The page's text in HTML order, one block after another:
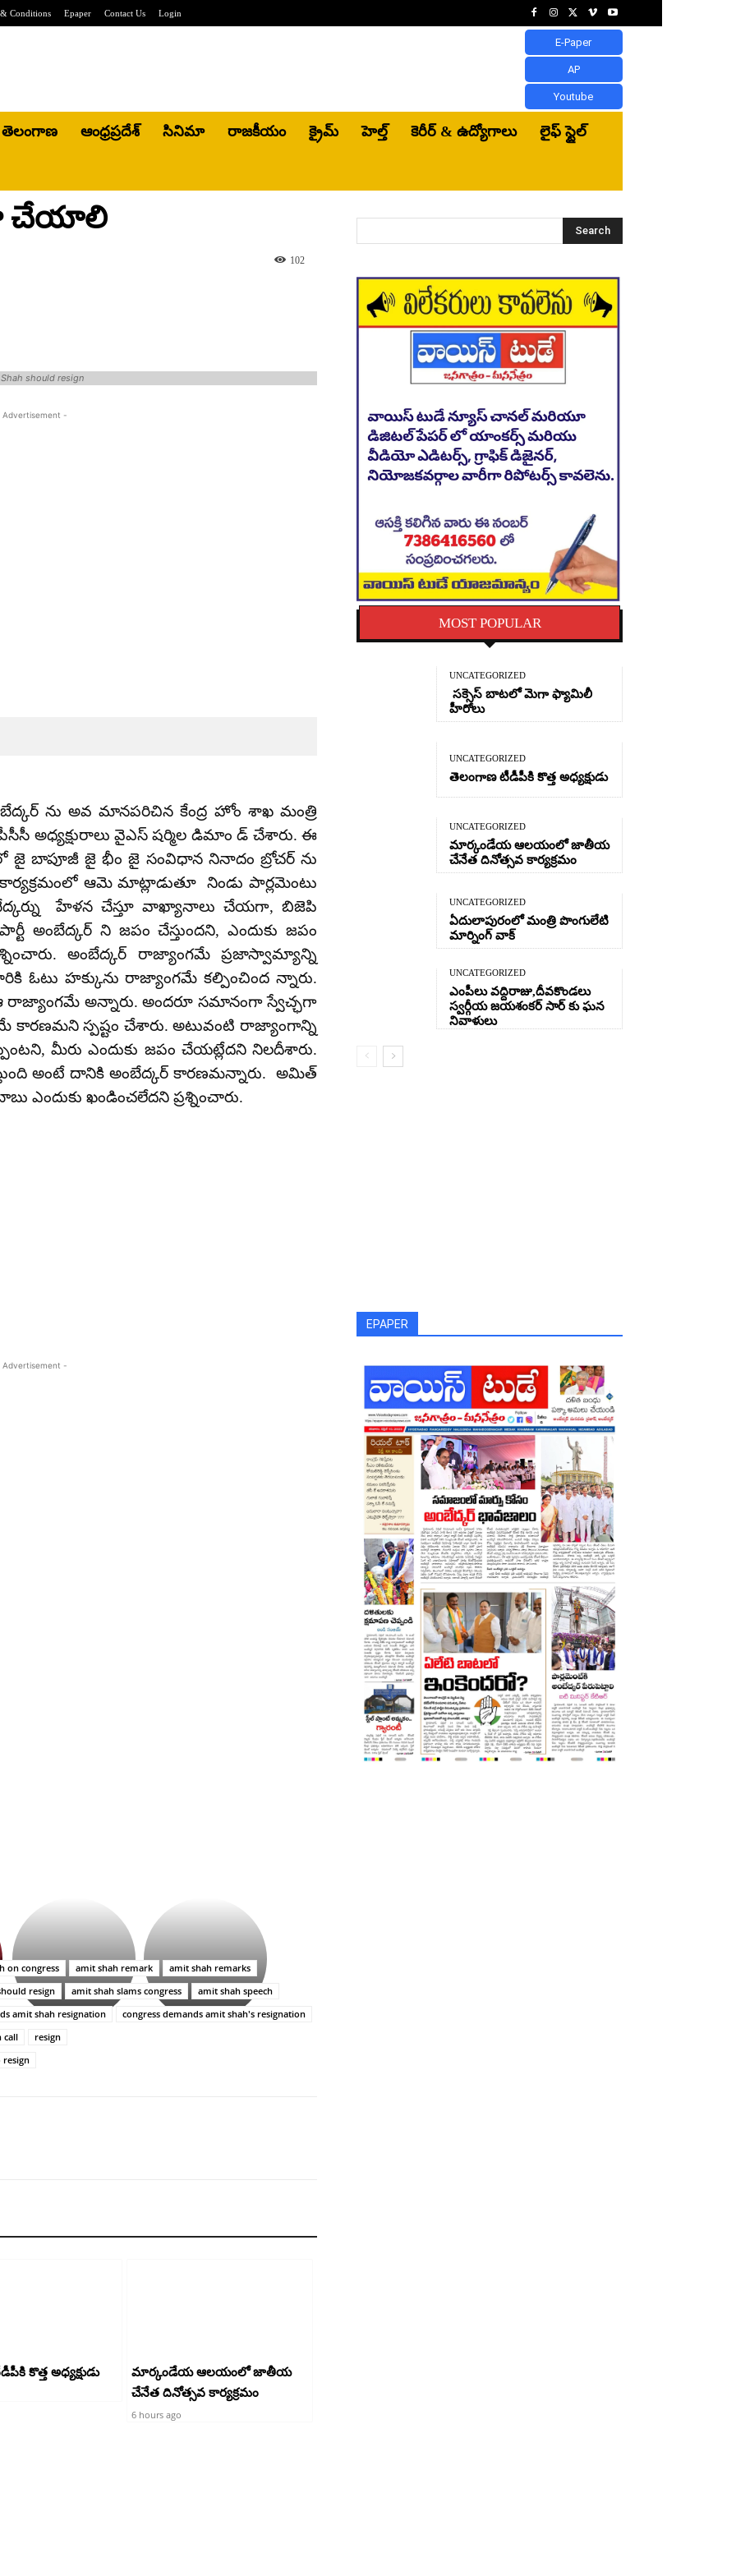
Conditions Epaper Contact Us Login
E-Paper
AP
Youtube
తెలంగాణ ఆంధ్రప్రదేశ్ సినిమా రాజకీయం క్రైమ్ హెల్త్‌ కెరీర్ & ఉద్యోగాలు లైఫ్ స్టైల్
చేయాలి
102
should resign
-
ను అవ మానపరిచిన కేంద్ర హోం శాఖ మంత్రి
వైఎస్ షర్మిల డిమాం డ్ చేశారు. ఈ
జై బాపూజీ జై భీం జై సంవిధాన నినాదం బ్రోచర్ ను
ఆమె మాట్లాడుతూ నిండు పార్లమెంటు
హేళన చేస్తూ వాఖ్యానాలు చేయగా, బిజెపి
అంబేద్కర్ ని జపం చేస్తుందని, ఎందుకు జపం
అంబేద్కర్ రాజ్యాంగమే ప్రజాస్వామ్యాన్ని
ఓటు హక్కును రాజ్యాంగమే కల్పించింద న్నారు.
రాజ్యాంగమే అన్నారు. అందరూ సమానంగా స్వేచ్ఛగా
కారణమని స్పష్టం చేశారు. అటువంటి రాజ్యాంగాన్ని
మీరు ఎందుకు జపం చేయట్లేదని నిలదీశారు.
అంటే దానికి అంబేద్కర్ కారణమన్నారు. అమిత్
ఎందుకు ఖండించలేదని ప్రశ్నించారు.
-
ప్రసాదం
తీర్థం..తులసీదళం
లేకుండా
అసంపూర్ణం
సినిమాతో
పాన్
ఇండియా
స్టార్
హీరోయిన్‏గా
శ్రీనిధి
on congress amit shah remark
amit shah remarks
resign
amit shah slams congress
amit shah speech
amit shah resignation
congress demands amit shah's resignation
call
resign
resign
కొత్త అధ్యక్షుడు
మార్కండేయ ఆలయంలో జాతీయ
చేనేత దినోత్సవ కార్యక్రమం
6 hours ago
Search
MOST POPULAR
UNCATEGORIZED
సక్సెస్ బాటలో మెగా ఫ్యామిలీ
హీరోలు
UNCATEGORIZED
తెలంగాణ టీడీపీకి కొత్త అధ్యక్షుడు
UNCATEGORIZED
మార్కండేయ ఆలయంలో జాతీయ
చేనేత దినోత్సవ కార్యక్రమం
UNCATEGORIZED
ఏదులాపురంలో మంత్రి పొంగులేటి
మార్నింగ్ వాక్
UNCATEGORIZED
ఎంపీలు వద్దిరాజు,దీవకొండలు
స్వర్గీయ జయశంకర్ సార్ కు ఘన
నివాళులు
EPAPER